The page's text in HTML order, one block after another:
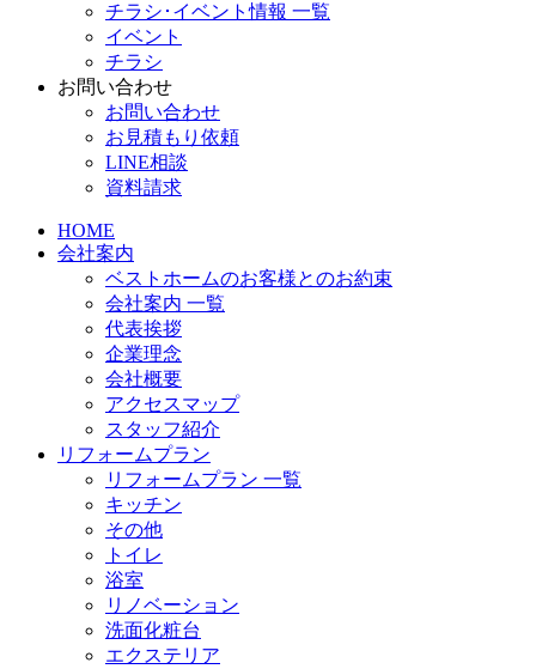
チラシ･イベント情報 一覧
イベント
チラシ
お問い合わせ
お問い合わせ
お見積もり依頼
LINE相談
資料請求
HOME
会社案内
ベストホームのお客様とのお約束
会社案内 一覧
代表挨拶
企業理念
会社概要
アクセスマップ
スタッフ紹介
リフォームプラン
リフォームプラン 一覧
キッチン
その他
トイレ
浴室
リノベーション
洗面化粧台
エクステリア